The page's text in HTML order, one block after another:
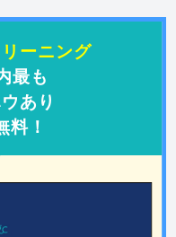
ーニング
最も
あり
料！